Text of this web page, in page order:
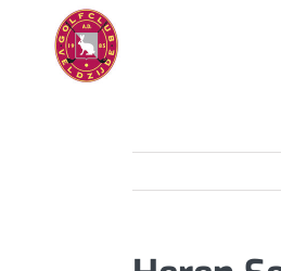
inhoud